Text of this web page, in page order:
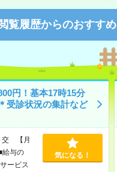
覧履歴からのおすすめ
円！基本17時15分
受診状況の集計など
交 【月
与の
ービス
気になる！